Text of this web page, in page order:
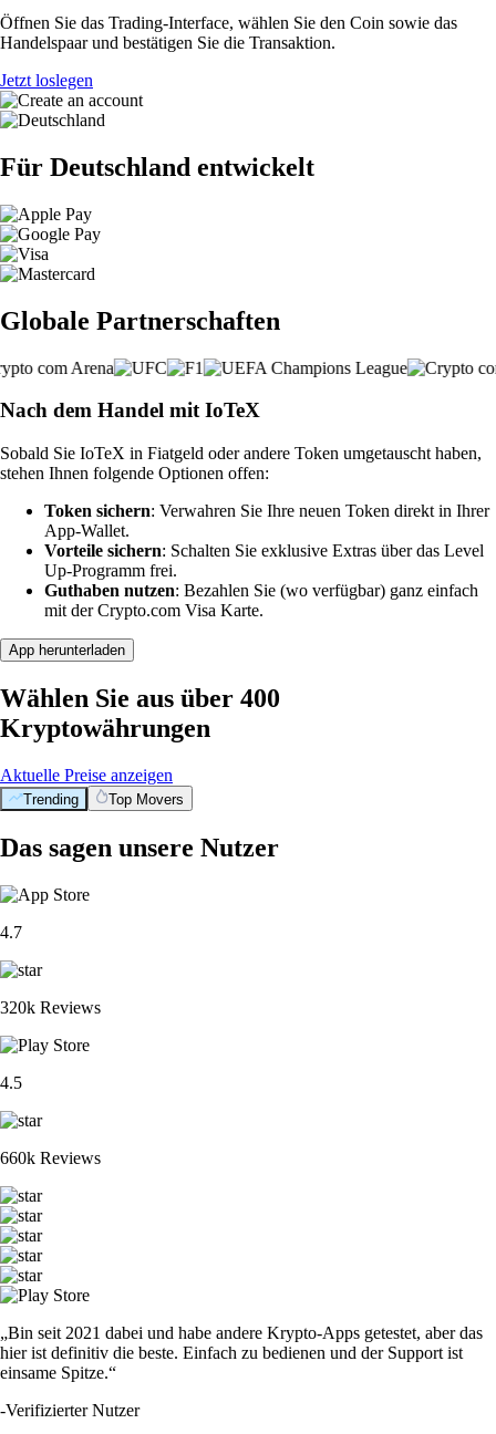
Öffnen Sie das Trading-Interface, wählen Sie den Coin sowie das
Handelspaar und bestätigen Sie die Transaktion.
Jetzt loslegen
Für Deutschland entwickelt
Globale Partnerschaften
Nach dem Handel mit IoTeX
Sobald Sie IoTeX in Fiatgeld oder andere Token umgetauscht haben,
stehen Ihnen folgende Optionen offen:
Token sichern: Verwahren Sie Ihre neuen Token direkt in Ihrer
App-Wallet.
Vorteile sichern: Schalten Sie exklusive Extras über das Level
Up-Programm frei.
Guthaben nutzen: Bezahlen Sie (wo verfügbar) ganz einfach
mit der Crypto.com Visa Karte.
App herunterladen
Wählen Sie aus über 400
Kryptowährungen
Aktuelle Preise anzeigen
Trending Top Movers
Das sagen unsere Nutzer
4.7
320k Reviews
4.5
660k Reviews
„Bin seit 2021 dabei und habe andere Krypto-Apps getestet, aber das
hier ist definitiv die beste. Einfach zu bedienen und der Support ist
einsame Spitze.“
-Verifizierter Nutzer